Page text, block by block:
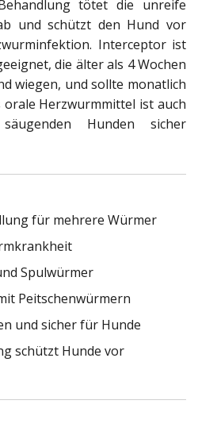
tötet die unreife
und schützt den Hund vor
Interceptor ist
die älter als 4 Wochen
wiegen, und sollte monatlich
Herzwurmmittel ist auch
Hunden sicher
für mehrere Würmer
Spulwürmer
Peitschenwürmern
und sicher für Hunde
schützt Hunde vor